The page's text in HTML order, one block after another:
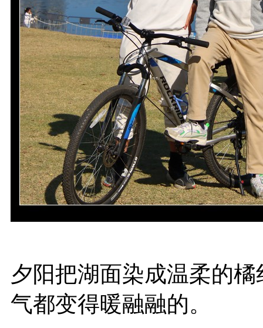
夕阳把湖面染成温柔的
气都变得暖融融的。